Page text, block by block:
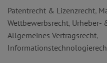
Patentrecht & Lizenzrecht,
Wettbewerbsrecht, Urheber-
Allgemeines Vertragsrecht,